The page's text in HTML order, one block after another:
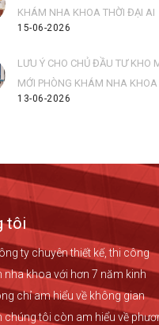
KHÁM NHA KHOA THỜI ĐẠI AI
15-06-2026
LƯU Ý CHO CHỦ ĐẦU TƯ KHO
MỚI PHÒNG KHÁM NHA KHOA
13-06-2026
tôi
ty chuyên thiết kế, thi công
nha khoa với hơn 7 năm kinh
chỉ am hiểu về không gian
chúng tôi còn am hiểu về